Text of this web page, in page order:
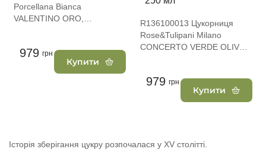
Porcellana Bianca
VALENTINO ORO,
979 грн
Купити
R136100013 Цукорниця
Rose&Tulipani Milano
CONCERTO VERDE OLIVA,
979 грн
Купити
Історія зберігання цукру розпочалася у XV столітті.